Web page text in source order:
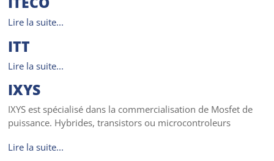
Lire la suite...
ITT
Lire la suite...
IXYS
IXYS est spécialisé dans la commercialisation de Mosfet de
puissance. Hybrides, transistors ou microcontroleurs
Lire la suite...